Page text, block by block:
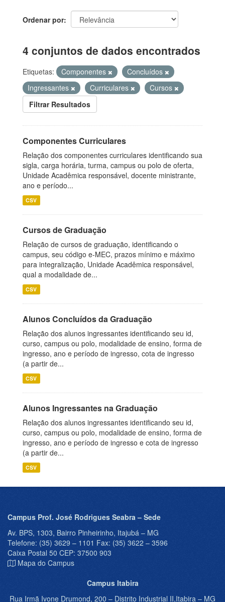
Ordenar por
4 conjuntos de dados encontrados
Etiquetas: Componentes
Concluídos
Ingressantes
Curriculares
Cursos
Filtrar Resultados
Componentes Curriculares
Relação dos componentes curriculares identificando sua
sigla, carga horária, turma, campus ou polo de oferta,
Unidade Acadêmica responsável, docente ministrante,
ano e período...
CSV
Cursos de Graduação
Relação de cursos de graduação, identificando o
campus, seu código e-MEC, prazos mínimo e máximo
para integralização, Unidade Acadêmica responsável,
qual a modalidade de...
CSV
Alunos Concluídos da Graduação
Relação dos alunos ingressantes identificando seu id,
curso, campus ou polo, modalidade de ensino, forma de
ingresso, ano e período de ingresso, cota de ingresso
(a partir de...
CSV
Alunos Ingressantes na Graduação
Relação dos alunos ingressantes identificando seu id,
curso, campus ou polo, modalidade de ensino, forma de
ingresso, ano e período de ingresso e cota de ingresso
(a partir de...
CSV
Campus Prof. José Rodrigues Seabra – Sede
Av. BPS, 1303, Bairro Pinheirinho, Itajubá – MG
Telefone: (35) 3629 – 1101 Fax: (35) 3622 – 3596
Caixa Postal 50 CEP: 37500 903
Mapa do Campus
Campus Itabira
Rua Irmã Ivone Drumond, 200 – Distrito Industrial II,Itabira – MG